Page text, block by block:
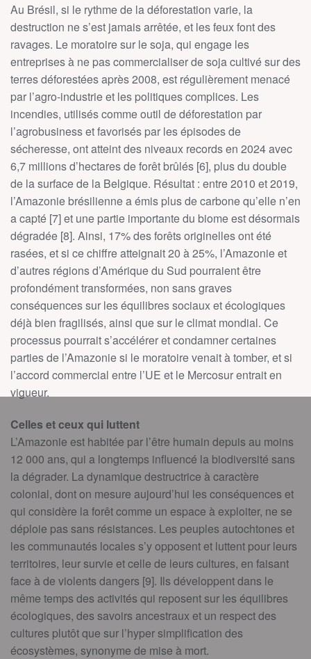
Au Brésil, si le rythme de la déforestation varie, la
destruction ne s’est jamais arrêtée, et les feux font des
ravages. Le moratoire sur le soja, qui engage les
entreprises à ne pas commercialiser de soja cultivé sur des
terres déforestées après 2008, est régulièrement menacé
par l’agro-industrie et les politiques complices. Les
incendies, utilisés comme outil de déforestation par
l’agrobusiness et favorisés par les épisodes de
sécheresse, ont atteint des niveaux records en 2024 avec
6,7 millions d’hectares de forêt brûlés [6], plus du double
de la surface de la Belgique. Résultat : entre 2010 et 2019,
l’Amazonie brésilienne a émis plus de carbone qu’elle n’en
a capté [7] et une partie importante du biome est désormais
dégradée [8]. Ainsi, 17% des forêts originelles ont été
rasées, et si ce chiffre atteignait 20 à 25%, l’Amazonie et
d’autres régions d’Amérique du Sud pourraient être
profondément transformées, non sans graves
conséquences sur les équilibres sociaux et écologiques
déjà bien fragilisés, ainsi que sur le climat mondial. Ce
processus pourrait s’accélérer et condamner certaines
parties de l’Amazonie si le moratoire venait à tomber, et si
l’accord commercial entre l’UE et le Mercosur entrait en
vigueur.
Celles et ceux qui luttent
L’Amazonie est habitée par l’être humain depuis au moins
12 000 ans, qui a longtemps influencé la biodiversité sans
la dégrader. La dynamique destructrice à caractère
colonial, dont on mesure aujourd’hui les conséquences et
qui considère la forêt comme un espace à exploiter, ne se
déploie pas sans résistances. Les peuples autochtones et
les communautés locales s’y opposent et luttent pour leurs
territoires, leur survie et celle de leurs cultures, en faisant
face à de violents dangers [9]. Ils développent dans le
même temps des activités qui reposent sur les équilibres
écologiques, des savoirs ancestraux et un respect des
cultures plutôt que sur l’hyper simplification des
écosystèmes, synonyme de mise à mort.